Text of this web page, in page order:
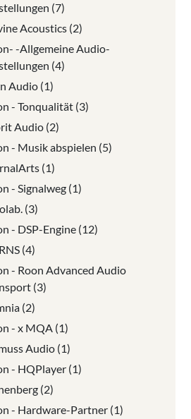
(7)
Acoustics (2)
-Allgemeine Audio-
(4)
Audio (1)
- Tonqualität (3)
Audio (2)
- Musik abspielen (5)
(1)
- Signalweg (1)
(3)
- DSP-Engine (12)
(4)
- Roon Advanced Audio
(3)
(2)
- x MQA (1)
Audio (1)
- HQPlayer (1)
(2)
- Hardware-Partner (1)